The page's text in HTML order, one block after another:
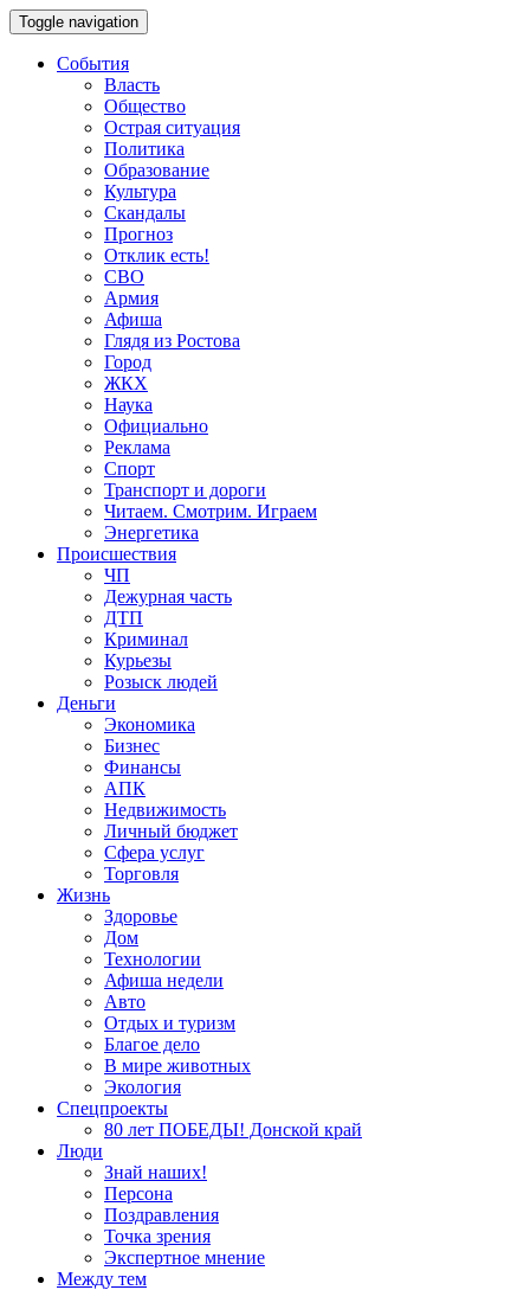
Toggle navigation
События
Власть
Общество
Острая ситуация
Политика
Образование
Культура
Скандалы
Прогноз
Отклик есть!
СВО
Армия
Афиша
Глядя из Ростова
Город
ЖКХ
Наука
Официально
Реклама
Спорт
Транспорт и дороги
Читаем. Смотрим. Играем
Энергетика
Происшествия
ЧП
Дежурная часть
ДТП
Криминал
Курьезы
Розыск людей
Деньги
Экономика
Бизнес
Финансы
АПК
Недвижимость
Личный бюджет
Сфера услуг
Торговля
Жизнь
Здоровье
Дом
Технологии
Афиша недели
Авто
Отдых и туризм
Благое дело
В мире животных
Экология
Спецпроекты
80 лет ПОБЕДЫ! Донской край
Люди
Знай наших!
Персона
Поздравления
Точка зрения
Экспертное мнение
Между тем